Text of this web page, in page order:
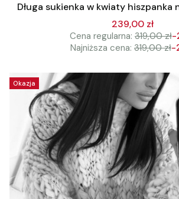
Długa sukienka w kwiaty hiszpanka
239,00 zł
Cena regularna: 319,00 zł-
Najniższa cena: 319,00 zł-
Okazja